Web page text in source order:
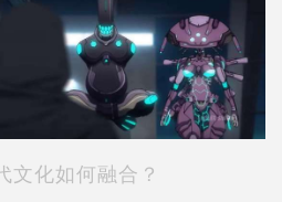
文化如何融合？